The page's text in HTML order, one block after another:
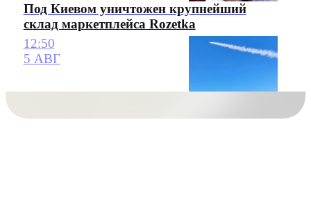
Под Киевом уничтожен крупнейший
склад маркетплейса Rozetka
12:50
5 АВГ